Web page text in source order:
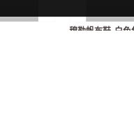
穆勒帆布鞋-白色